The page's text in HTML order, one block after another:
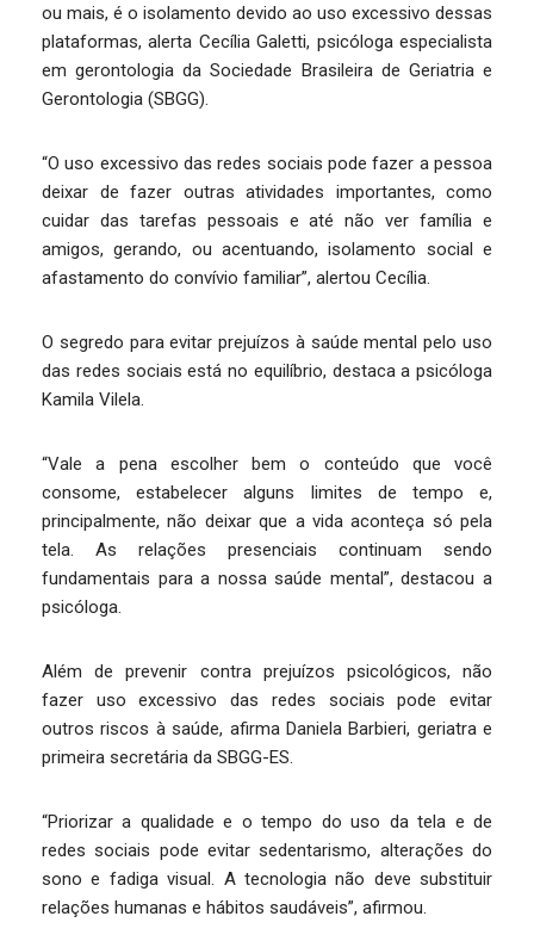
ou mais, é o isolamento devido ao uso excessivo dessas
plataformas, alerta Cecília Galetti, psicóloga especialista
em gerontologia da Sociedade Brasileira de Geriatria e
Gerontologia (SBGG).
“O uso excessivo das redes sociais pode fazer a pessoa
deixar de fazer outras atividades importantes, como
cuidar das tarefas pessoais e até não ver família e
amigos, gerando, ou acentuando, isolamento social e
afastamento do convívio familiar”, alertou Cecília.
O segredo para evitar prejuízos à saúde mental pelo uso
das redes sociais está no equilíbrio, destaca a psicóloga
Kamila Vilela.
“Vale a pena escolher bem o conteúdo que você
consome, estabelecer alguns limites de tempo e,
principalmente, não deixar que a vida aconteça só pela
tela. As relações presenciais continuam sendo
fundamentais para a nossa saúde mental”, destacou a
psicóloga.
Além de prevenir contra prejuízos psicológicos, não
fazer uso excessivo das redes sociais pode evitar
outros riscos à saúde, afirma Daniela Barbieri, geriatra e
primeira secretária da SBGG-ES.
“Priorizar a qualidade e o tempo do uso da tela e de
redes sociais pode evitar sedentarismo, alterações do
sono e fadiga visual. A tecnologia não deve substituir
relações humanas e hábitos saudáveis”, afirmou.